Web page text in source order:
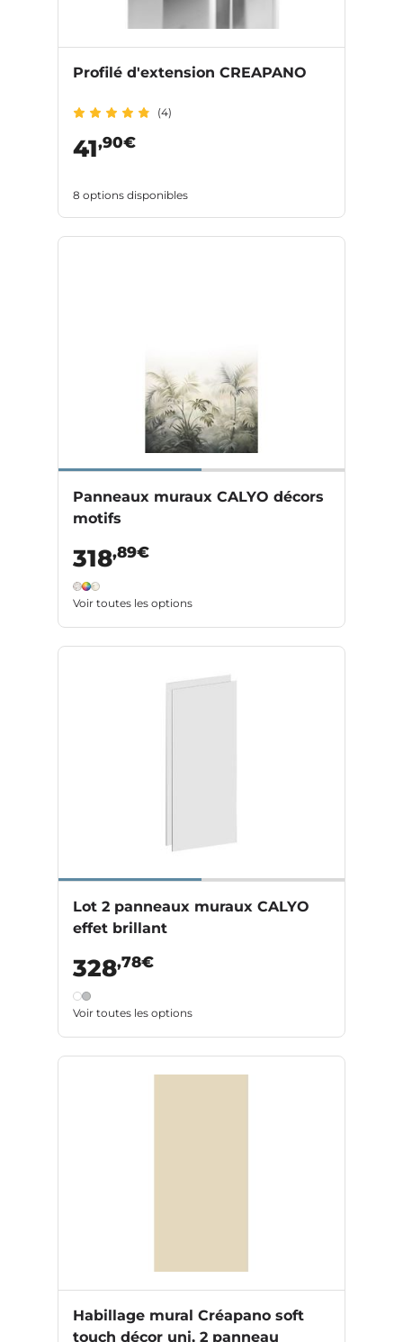
Profilé d'extension CREAPANO
(4)
41,90€
8 options disponibles
Panneaux muraux CALYO décors
motifs
318,89€
Voir toutes les options
Lot 2 panneaux muraux CALYO
effet brillant
328,78€
Voir toutes les options
Habillage mural Créapano soft
touch décor uni, 2 panneau